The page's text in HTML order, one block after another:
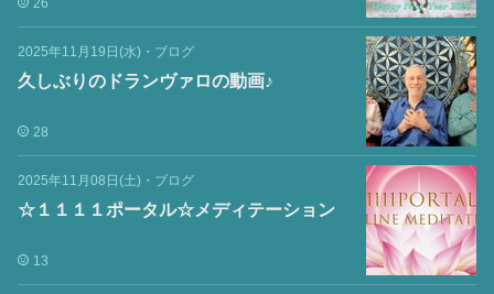
26
2025年11月19日(水) ・ ブログ
久しぶりのドランヴァロの動画♪
28
2025年11月08日(土) ・ ブログ
☆１１１１ポータル☆メディテーション
13